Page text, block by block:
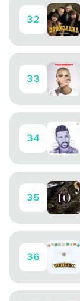
32
33
34
35
36